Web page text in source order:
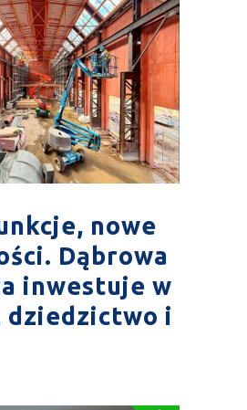
nowe
Dąbrowa
inwestuje w
dziedzictwo i